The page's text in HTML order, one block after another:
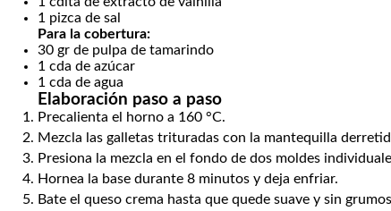
1 pizca de sal
Para la cobertura:
30 gr de pulpa de tamarindo
1 cda de azúcar
1 cda de agua
Elaboración paso a paso
Precalienta el horno a 160 °C.
Mezcla las galletas trituradas con la mantequilla
Presiona la mezcla en el fondo de dos moldes
Hornea la base durante 8 minutos y deja enfriar.
Bate el queso crema hasta que quede suave y sin